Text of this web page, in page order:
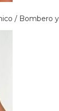
/ Bombero